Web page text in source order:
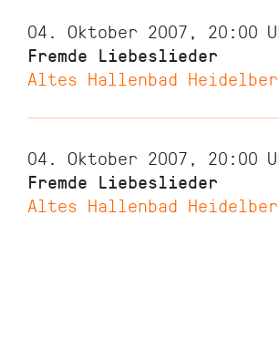
04. Oktober 2007, 20:00
Fremde Liebeslieder
Altes Hallenbad
04. Oktober 2007, 20:00
Fremde Liebeslieder
Altes Hallenbad